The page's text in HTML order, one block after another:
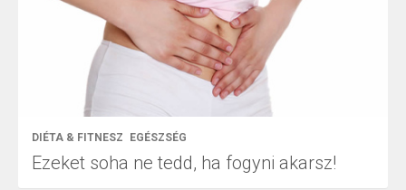
DIÉTA & FITNESZ EGÉSZSÉG
Ezeket soha ne tedd, ha fogyni akarsz!